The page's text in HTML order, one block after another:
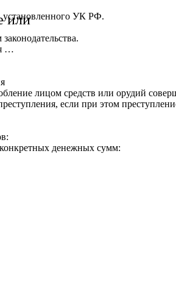
или
установленного УК РФ.
…
лицом средств или орудий
если при этом
денежных сумм: